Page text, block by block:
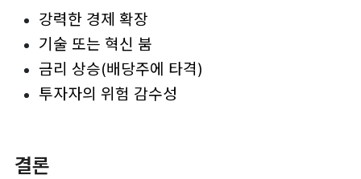
강력한 경제 확장
기술 또는 혁신 붐
금리 상승(배당주에 타격)
투자자의 위험 감수성
결론